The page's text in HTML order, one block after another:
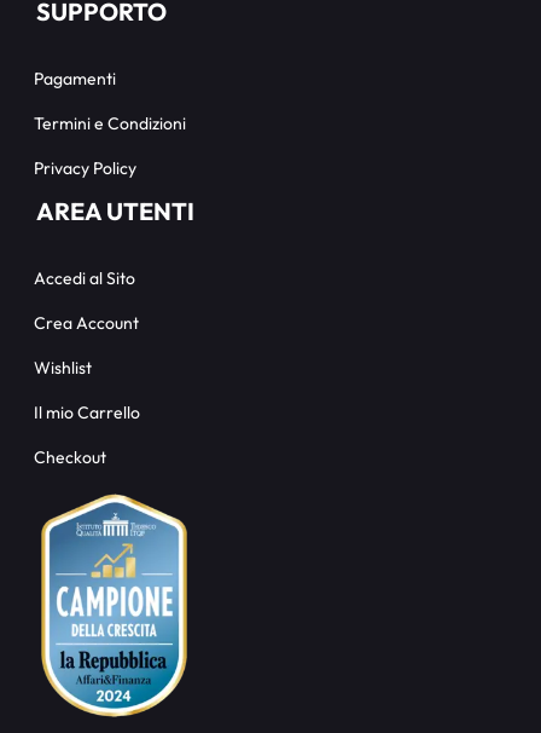
SUPPORTO
Pagamenti
Termini e Condizioni
Privacy Policy
AREA UTENTI
Accedi al Sito
Crea Account
Wishlist
Il mio Carrello
Checkout